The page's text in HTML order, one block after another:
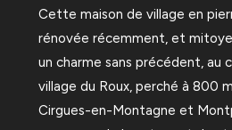
Cette maison de village en
rénovée récemment, et
un charme sans précédent, au
village du Roux, perché à 800
Cirgues-en-Montagne et